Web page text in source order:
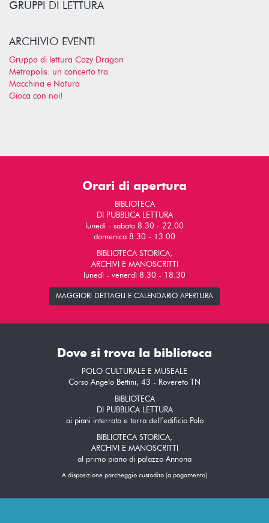
GRUPPI DI LETTURA
ARCHIVIO EVENTI
Gruppo di lettura Cozy Dragon
Metropolis: un concerto tra
Macchina e Natura
Gioca con noi!
Orari di apertura
BIBLIOTECA
DI PUBBLICA LETTURA
lunedì - sabato 8.30 - 22.00
domenica 8.30 - 13.00
BIBLIOTECA STORICA,
ARCHIVI E MANOSCRITTI
lunedì - venerdì 8.30 - 18.30
MAGGIORI DETTAGLI E CALENDARIO APERTURA
Dove si trova la biblioteca
POLO CULTURALE E MUSEALE
Corso Angelo Bettini, 43 - Rovereto TN
BIBLIOTECA
DI PUBBLICA LETTURA
ai piani interrato e terra dell’edificio Polo
BIBLIOTECA STORICA,
ARCHIVI E MANOSCRITTI
al primo piano di palazzo Annona
A disposizione parcheggio custodito (a pagamento)